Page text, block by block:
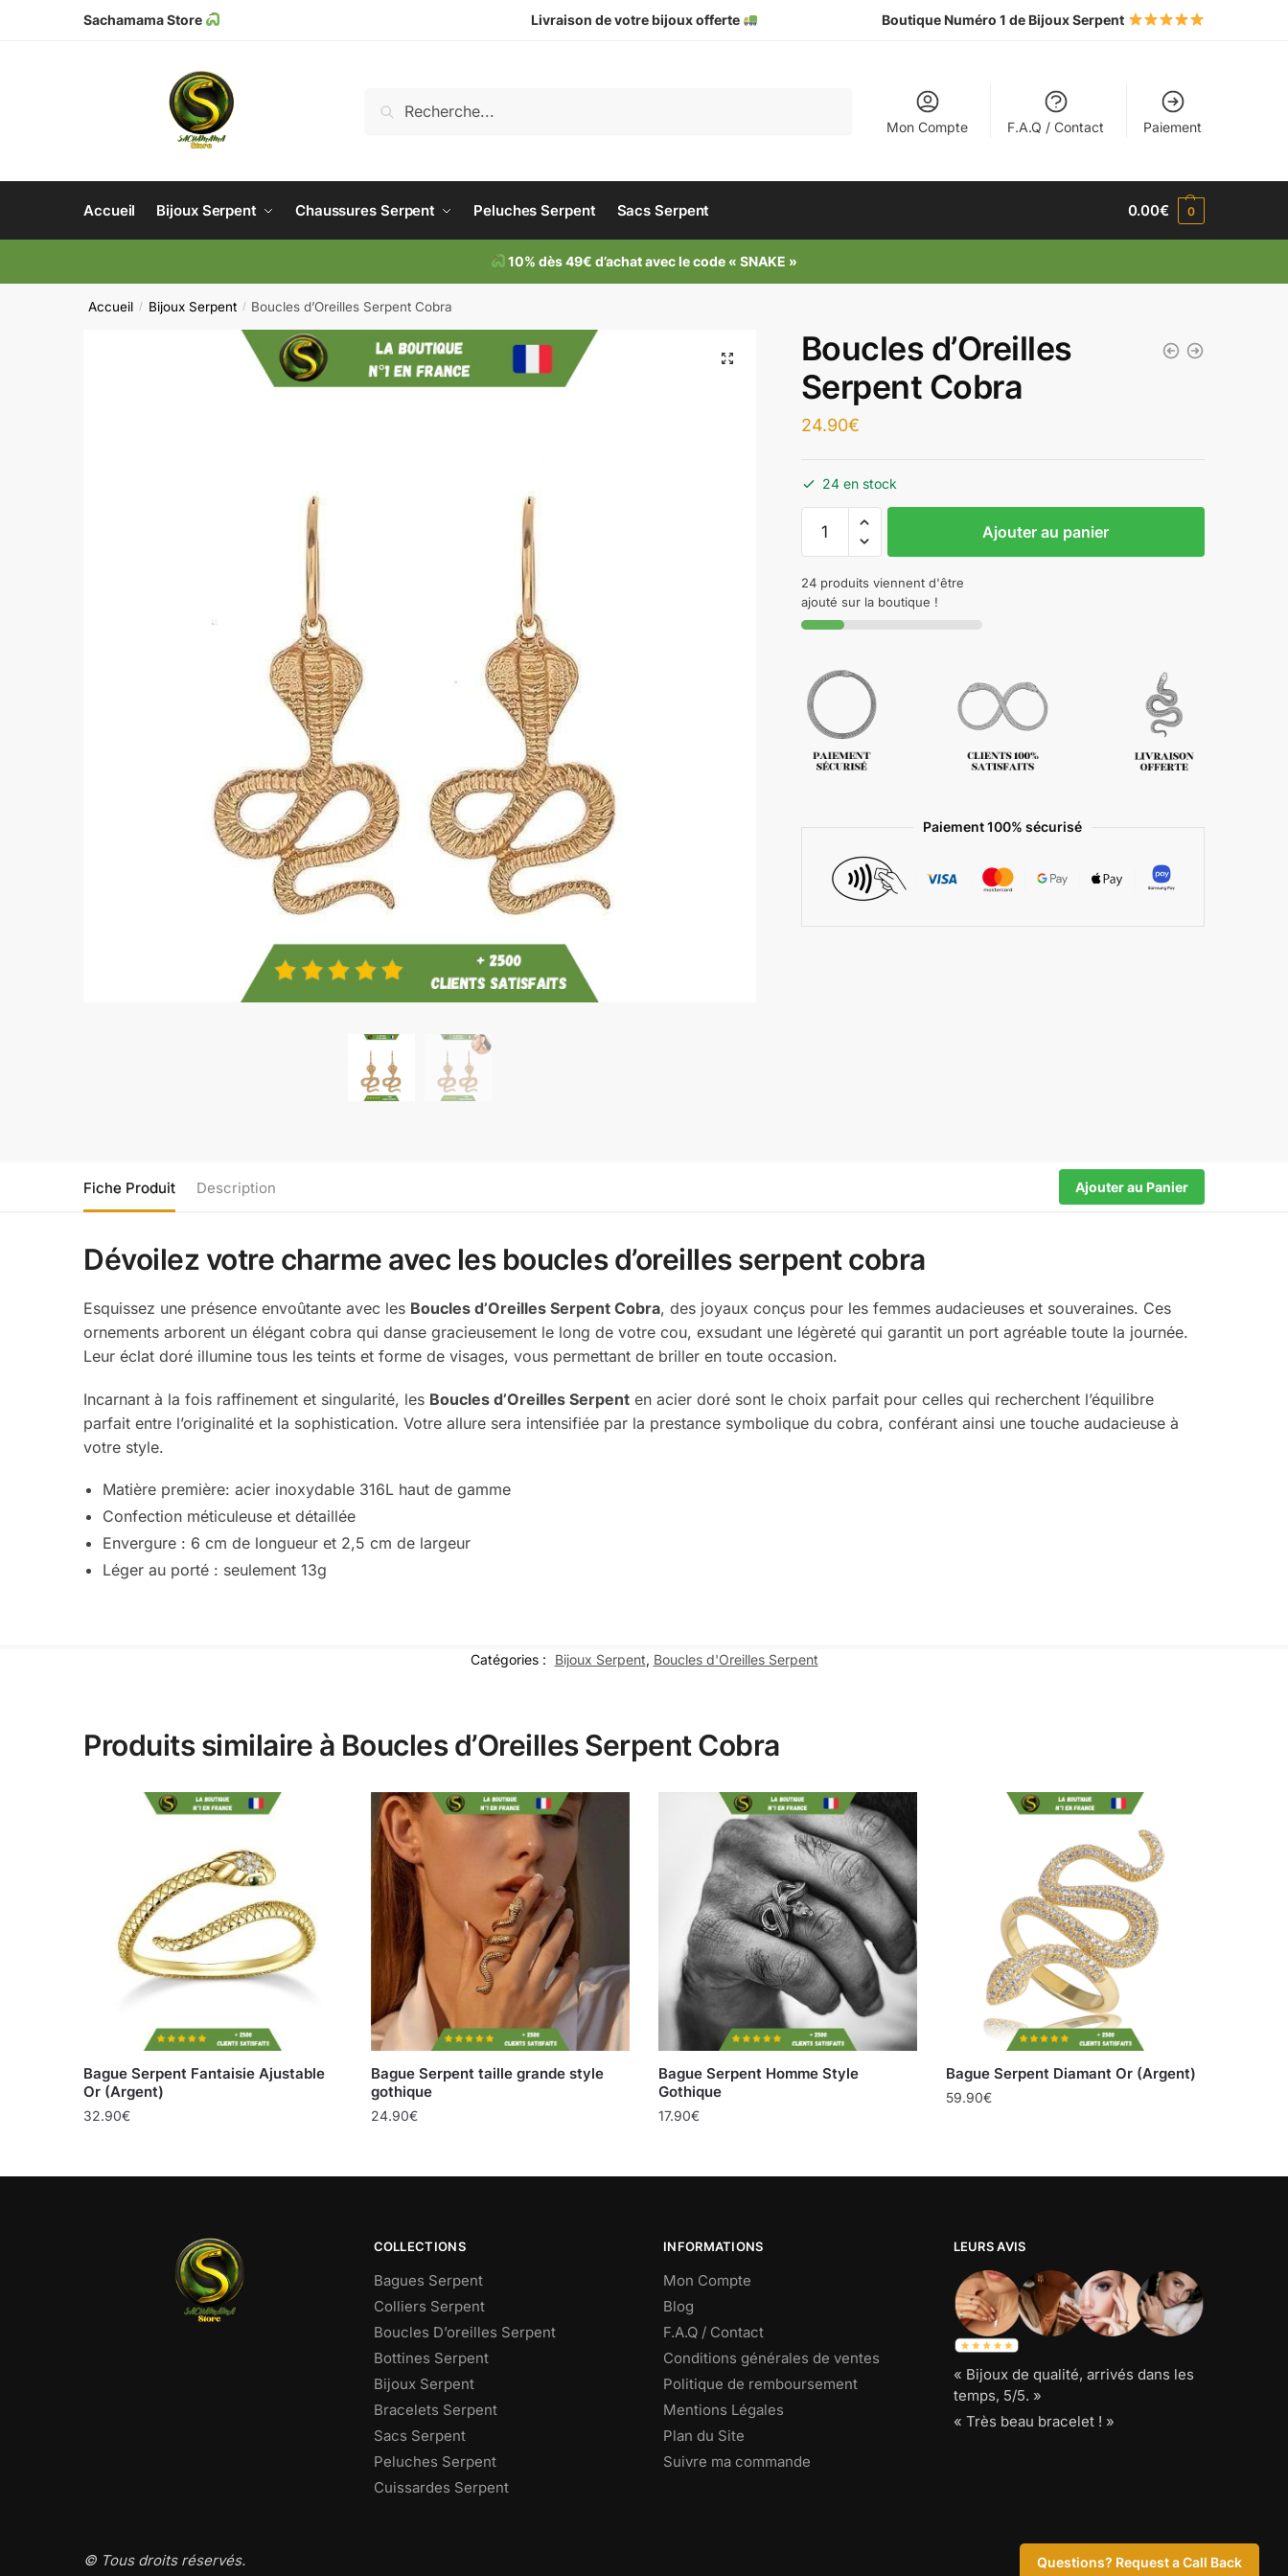
Sachamama Store Livraison de votre bijoux offerte Boutique Numéro 1 de Bijoux Serpent
Recherche
Mon Compte F.A.Q / Contact Paiement
Accueil Bijoux Serpent Chaussures Serpent Peluches Serpent Sacs Serpent 0.00€ 0
10% dès 49€ d’achat avec le code « SNAKE »
Accueil / Bijoux Serpent / Boucles d’Oreilles Serpent Cobra
Boucles d’Oreilles
Serpent Cobra
24.90€
24 en stock
Ajouter au panier
24 produits viennent d'être
ajouté sur la boutique !
Paiement 100% sécurisé
Questions? Request a Call Back
Fiche Produit Description Ajouter au Panier
Dévoilez votre charme avec les boucles d’oreilles serpent cobra
Esquissez une présence envoûtante avec les Boucles d’Oreilles Serpent Cobra, des joyaux conçus pour les femmes audacieuses et souveraines. Ces
ornements arborent un élégant cobra qui danse gracieusement le long de votre cou, exsudant une légèreté qui garantit un port agréable toute la journée.
Leur éclat doré illumine tous les teints et forme de visages, vous permettant de briller en toute occasion.
Incarnant à la fois raffinement et singularité, les Boucles d’Oreilles Serpent en acier doré sont le choix parfait pour celles qui recherchent l’équilibre
parfait entre l’originalité et la sophistication. Votre allure sera intensifiée par la prestance symbolique du cobra, conférant ainsi une touche audacieuse à
votre style.
Matière première: acier inoxydable 316L haut de gamme
Confection méticuleuse et détaillée
Envergure : 6 cm de longueur et 2,5 cm de largeur
Léger au porté : seulement 13g
Catégories : Bijoux Serpent, Boucles d'Oreilles Serpent
Produits similaire à Boucles d’Oreilles Serpent Cobra
Bague Serpent Fantaisie Ajustable
Or (Argent)
32.90€
Bague Serpent taille grande style
gothique
24.90€
Bague Serpent Homme Style
Gothique
17.90€
Bague Serpent Diamant Or (Argent)
59.90€
COLLECTIONS
Bagues Serpent
Colliers Serpent
Boucles D’oreilles Serpent
Bottines Serpent
Bijoux Serpent
Bracelets Serpent
Sacs Serpent
Peluches Serpent
Cuissardes Serpent
INFORMATIONS
Mon Compte
Blog
F.A.Q / Contact
Conditions générales de ventes
Politique de remboursement
Mentions Légales
Plan du Site
Suivre ma commande
LEURS AVIS
« Bijoux de qualité, arrivés dans les
temps, 5/5. »
« Très beau bracelet ! »
© Tous droits réservés. Bijoux Serpent.